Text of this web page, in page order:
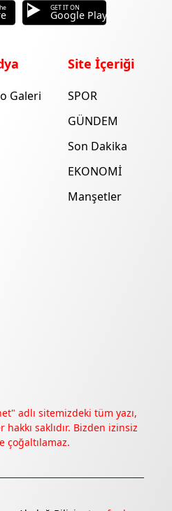
geliştirmek için çerezler
GET IT ON
Google Play
Galeri
Site İçeriği
SPOR
GÜNDEM
Son Dakika
EKONOMİ
Manşetler
adlı sitemizdeki tüm yazı,
saklıdır. Bizden izinsiz
çoğaltılamaz.